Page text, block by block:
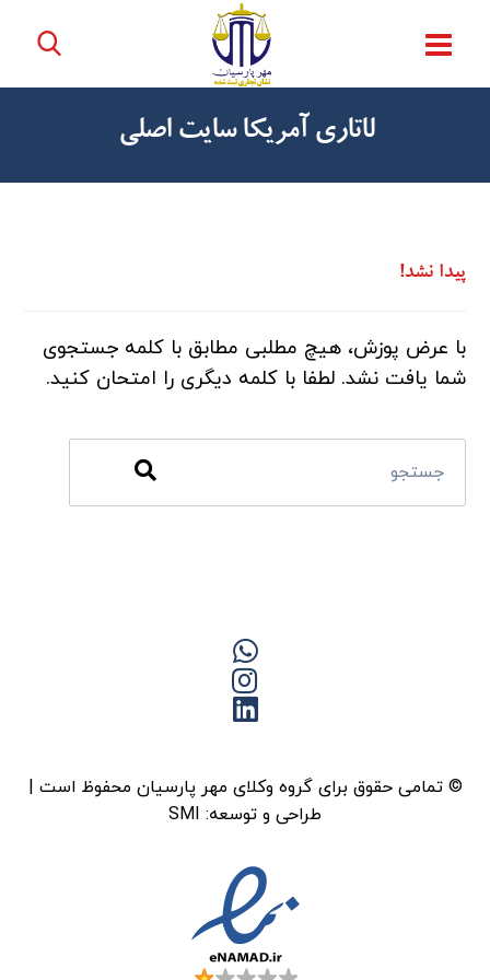
لاتاری آمریکا سایت اصلی
پیدا نشد!
با عرض پوزش، هیچ مطلبی مطابق با کلمه جستجوی
شما یافت نشد. لطفا با کلمه دیگری را امتحان کنید.
© تمامی حقوق برای گروه وکلای مهر پارسیان محفوظ است |
طراحی و توسعه: SMI